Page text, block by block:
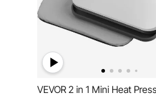
VEVOR 2 in 1 Mini Heat